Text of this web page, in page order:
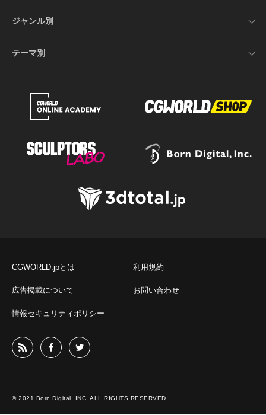
ジャンル別
テーマ別
CGWORLD.jpとは 利用規約
広告掲載について お問い合わせ
情報セキュリティポリシー
© 2021 Born Digital, INC. ALL RIGHTS RESERVED.